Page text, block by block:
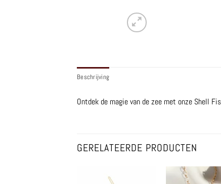
Beschrijving
Ontdek de magie van de zee met onze Shell
GERELATEERDE PRODUCTEN